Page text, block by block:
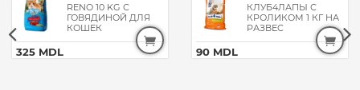
RENO 10 KG С
ГОВЯДИНОЙ ДЛЯ
КОШЕК
325 MDL
КЛУБ4ЛАПЫ С
КРОЛИКОМ 1 КГ НА
РАЗВЕС
90 MDL